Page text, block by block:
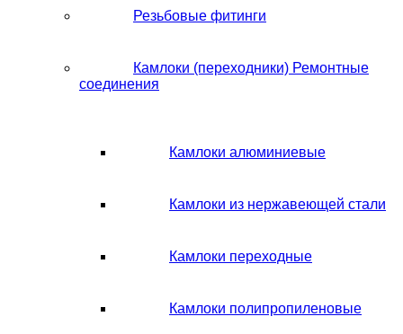
Резьбовые фитинги
Камлоки (переходники) Ремонтные
соединения
Камлоки алюминиевые
Камлоки из нержавеющей стали
Камлоки переходные
Камлоки полипропиленовые